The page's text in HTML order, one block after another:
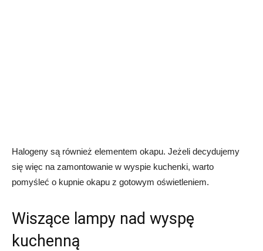
Halogeny są również elementem okapu. Jeżeli decydujemy
się więc na zamontowanie w wyspie kuchenki, warto
pomyśleć o kupnie okapu z gotowym oświetleniem.
Wiszące lampy nad wyspę
kuchenną